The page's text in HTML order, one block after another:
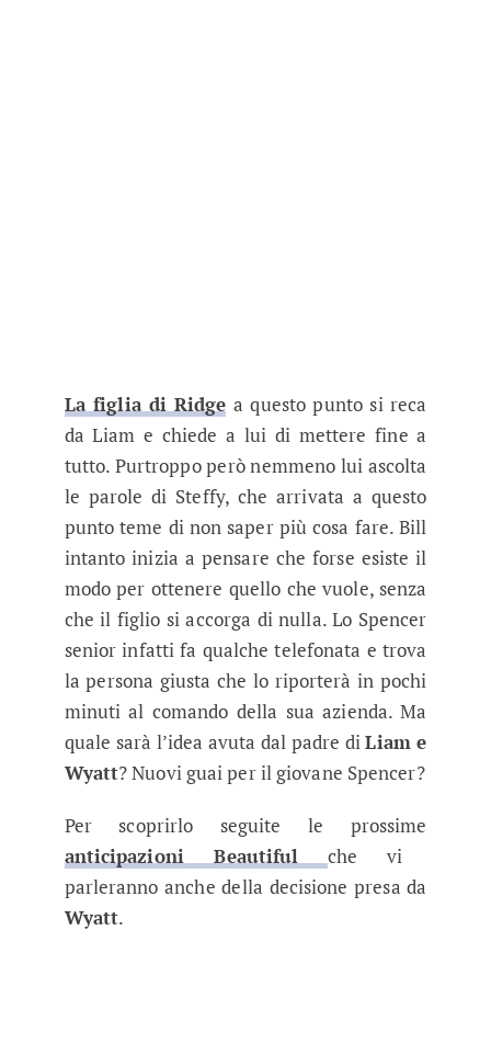
La figlia di Ridge a questo punto si reca
da Liam e chiede a lui di mettere fine a
tutto. Purtroppo però nemmeno lui ascolta
le parole di Steffy, che arrivata a questo
punto teme di non saper più cosa fare. Bill
intanto inizia a pensare che forse esiste il
modo per ottenere quello che vuole, senza
che il figlio si accorga di nulla. Lo Spencer
senior infatti fa qualche telefonata e trova
la persona giusta che lo riporterà in pochi
minuti al comando della sua azienda. Ma
quale sarà l’idea avuta dal padre diLiam e
Wyatt? Nuovi guai per il giovane Spencer?
Per scoprirlo seguite le prossime
anticipazioni Beautiful
che vi
parleranno anche della decisione presa da
Wyatt.